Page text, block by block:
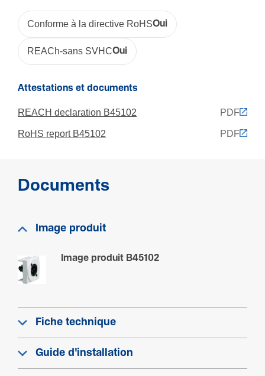
Profondeur
32 mm
Profondeur des boîtes d'en­cas­tre­ment
40 mm
Connec­ti­vité
Orien­ta­tion connec­teur (sup­port Data)
Droit
Blindé
Sécu­rité
Classe de protection (IP)
IP20
Conforme à la directive RoHSOui
REACh-sans SVHCOui
Attestations et documents
REACH declaration B45102 PDF
RoHS report B45102 PDF
Documents
Image produit
Image produit B45102
Fiche technique
Guide d'installation